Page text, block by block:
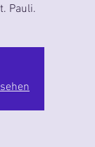
Pauli.